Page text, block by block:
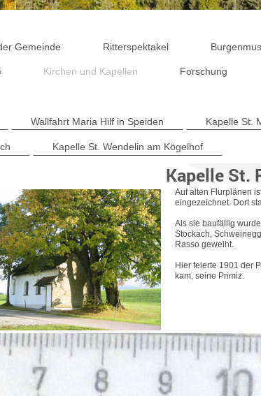
Gemeinde Ritterspektakel
Kirchen und Kapellen Forschung
Wallfahrt Maria Hilf in Speiden Kapelle St.
Kapelle St. Wendelin am Kögelhof
Kapelle St.
Auf alten Flurplänen
eingezeichnet. Dort
Als sie baufällig
Stockach,
Rasso geweiht.
Hier feierte 1901 der
kam, seine Primiz.